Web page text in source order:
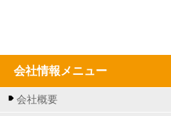
会社情報メニュー
会社概要